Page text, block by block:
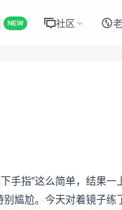
NEW 社区
手指”这么简单，结果
别尴尬。今天对着镜子